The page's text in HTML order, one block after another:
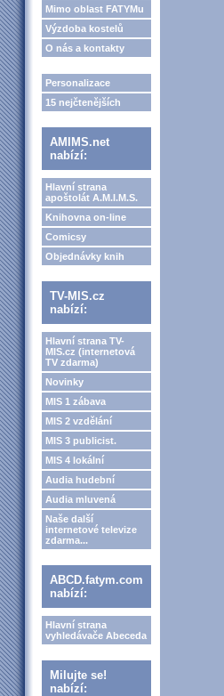
Mimo oblast FATYMu
Výzdoba kostelů
O nás a kontakty
Personalizace
15 nejčtenějších
AMIMS.net
nabízí:
Hlavní strana
apoštolát A.M.I.M.S.
Knihovna on-line
Comicsy
Objednávky knih
TV-MIS.cz
nabízí:
Hlavní strana TV-
MIS.cz (internetová
TV zdarma)
Novinky
MIS 1 zábava
MIS 2 vzdělání
MIS 3 publicist.
MIS 4 lokální
Audia hudební
Audia mluvená
Naše další
internetové televize
zdarma...
ABCD.fatym.com
nabízí:
Hlavní strana
vyhledávače Abeceda
Milujte se!
nabízí: